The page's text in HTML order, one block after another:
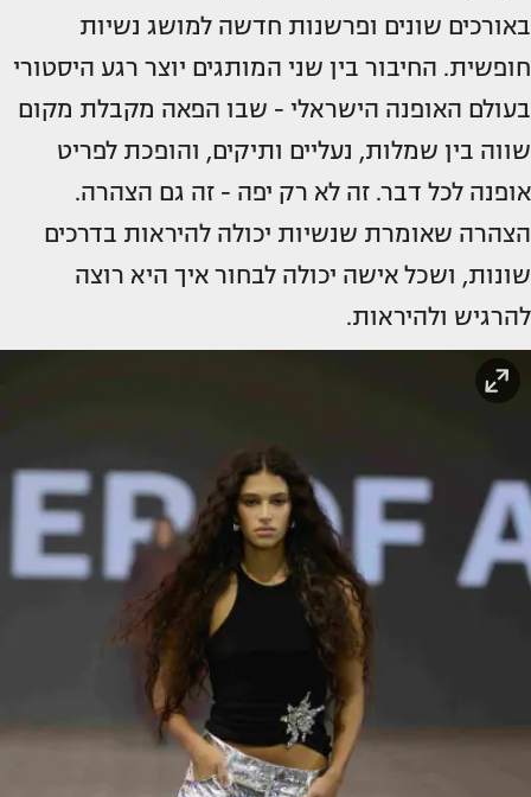
באורכים שונים ופרשנות חדשה למושג נשיות
חופשית. החיבור בין שני המותגים יוצר רגע היסטורי
בעולם האופנה הישראלי - שבו הפאה מקבלת מקום
שווה בין שמלות, נעליים ותיקים, והופכת לפריט
אופנה לכל דבר. זה לא רק יפה - זה גם הצהרה.
הצהרה שאומרת שנשיות יכולה להיראות בדרכים
שונות, ושכל אישה יכולה לבחור איך היא רוצה
להרגיש ולהיראות.